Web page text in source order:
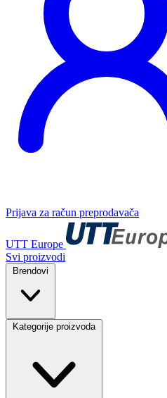
Prijava za račun preprodavača
UTT Europe
Svi proizvodi
Brendovi
Kategorije proizvoda